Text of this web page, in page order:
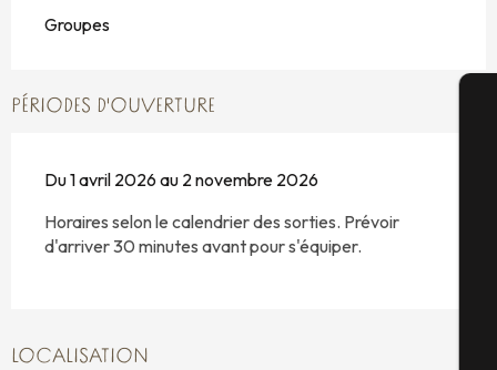
Groupes
PÉRIODES D'OUVERTURE
Du 1 avril 2026 au 2 novembre 2026
Horaires selon le calendrier des sorties. Prévoir
d'arriver 30 minutes avant pour s'équiper.
LOCALISATION